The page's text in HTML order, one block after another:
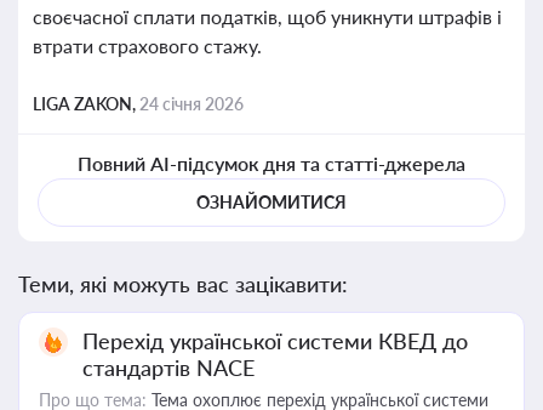
своєчасної сплати податків, щоб уникнути штрафів і
втрати страхового стажу.
LIGA ZAKON, 24 січня 2026
Повний AI-підсумок дня та статті-джерела
ОЗНАЙОМИТИСЯ
Теми, які можуть вас зацікавити:
Перехід української системи КВЕД до
стандартів NACE
Про що тема: Тема охоплює перехід української системи